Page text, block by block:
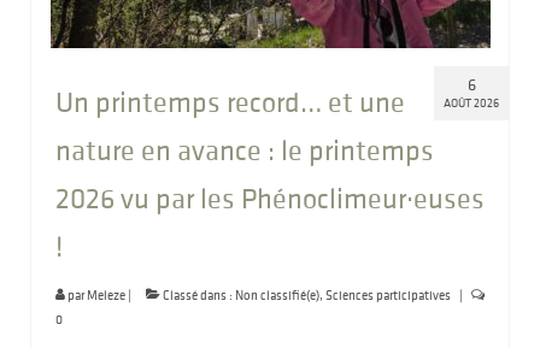
6
AOÛT 2026
Un printemps record… et une
nature en avance : le printemps
2026 vu par les Phénoclimeur·euses
!
parMeleze | Classé dans : Non classifié(e), Sciences participatives |
0